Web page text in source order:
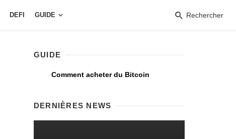
DEFI GUIDE Rechercher
GUIDE
Comment acheter du Bitcoin
DERNIÈRES NEWS